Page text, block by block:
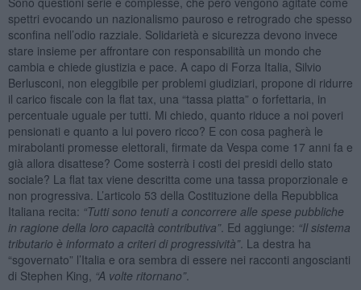
spettri evocando un nazionalismo pauroso e retrogrado che spesso
sconfina nell’odio razziale. Solidarietà e sicurezza devono invece
stare insieme per affrontare con responsabilità un mondo che
cambia e chiede giustizia e pace. A capo di Forza Italia, Silvio
Berlusconi, non eleggibile per problemi giudiziari, propone di ridurre
il carico fiscale con la flat tax, una “tassa piatta” o forfettaria, in
percentuale uguale per tutti. Mi chiedo, quanto riduce a noi poveri
pensionati e quanto a lui povero ricco? E con cosa pagherà le
mirabolanti promesse elettorali, firmate da Vespa come 17 anni fa e
già allora disattese? Come sosterrà i costi dei presidi dello stato
sociale? La flat tax viene descritta come una tassa proporzionale e
non progressiva. L’articolo 53 della Costituzione della Repubblica
Italiana recita: “Tutti sono tenuti a concorrere alle spese pubbliche
in ragione della loro capacità contributiva”. Ed aggiunge: “Il sistema
tributario è informato a criteri di progressività”. La destra ha
“sgovernato” l’Italia e ora sembra di essere nei racconti angoscianti
di Stephen King, “A volte ritornano”.